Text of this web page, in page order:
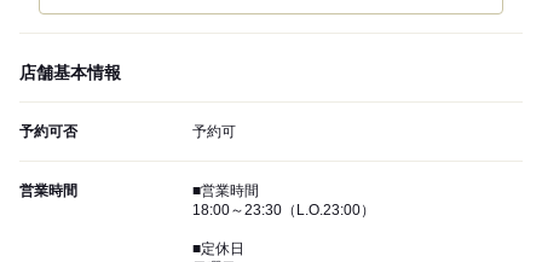
店舗基本情報
予約可否 予約可
営業時間
■営業時間
18:00～23:30（L.O.23:00）
■定休日